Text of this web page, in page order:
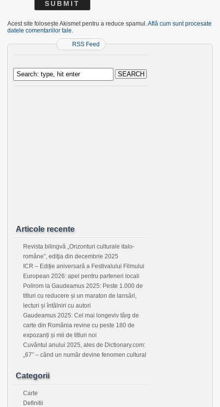
Acest site folosește Akismet pentru a reduce spamul.Află cum sunt procesate
datele comentariilor tale.
RSS Feed
Articole recente
Revista bilingvă „Orizonturi culturale italo-
române”, ediţia din decembrie 2025
ICR – Ediție aniversară a Festivalului Filmului
European 2026: apel pentru parteneri locali
Polirom la Gaudeamus 2025: Peste 1.000 de
titluri cu reducere și un maraton de lansări,
lecturi și întâlniri cu autori
Gaudeamus 2025: Cel mai longeviv târg de
carte din România revine cu peste 180 de
expozanți și mii de titluri noi
Cuvântul anului 2025, ales de Dictionary.com:
„67” – când un număr devine fenomen cultural
Categorii
Carte
Definitii